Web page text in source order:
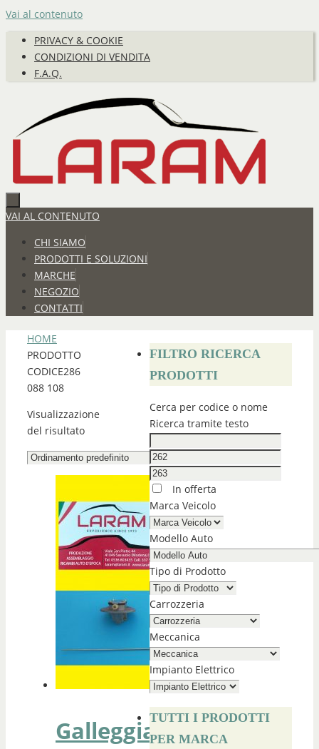
Vai al contenuto
PRIVACY & COOKIE
CONDIZIONI DI VENDITA
F.A.Q.
VAI AL CONTENUTO
CHI SIAMO
PRODOTTI E SOLUZIONI
MARCHE
NEGOZIO
CONTATTI
HOME
PRODOTTO
CODICE286
088 108
Visualizzazione
del risultato
Galleggiante
FILTRO RICERCA
PRODOTTI
Cerca per codice o nome
Ricerca tramite testo
In offerta
Marca Veicolo
Modello Auto
Tipo di Prodotto
Carrozzeria
Meccanica
Impianto Elettrico
TUTTI I PRODOTTI
PER MARCA